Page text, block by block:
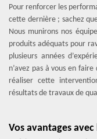
Pour renforcer les
cette dernière ; sachez
Nous munirons nos
produits adéquats pour
plusieurs années
n’avez pas à vous en
réaliser cette
résultats de travaux de
Vos avantages